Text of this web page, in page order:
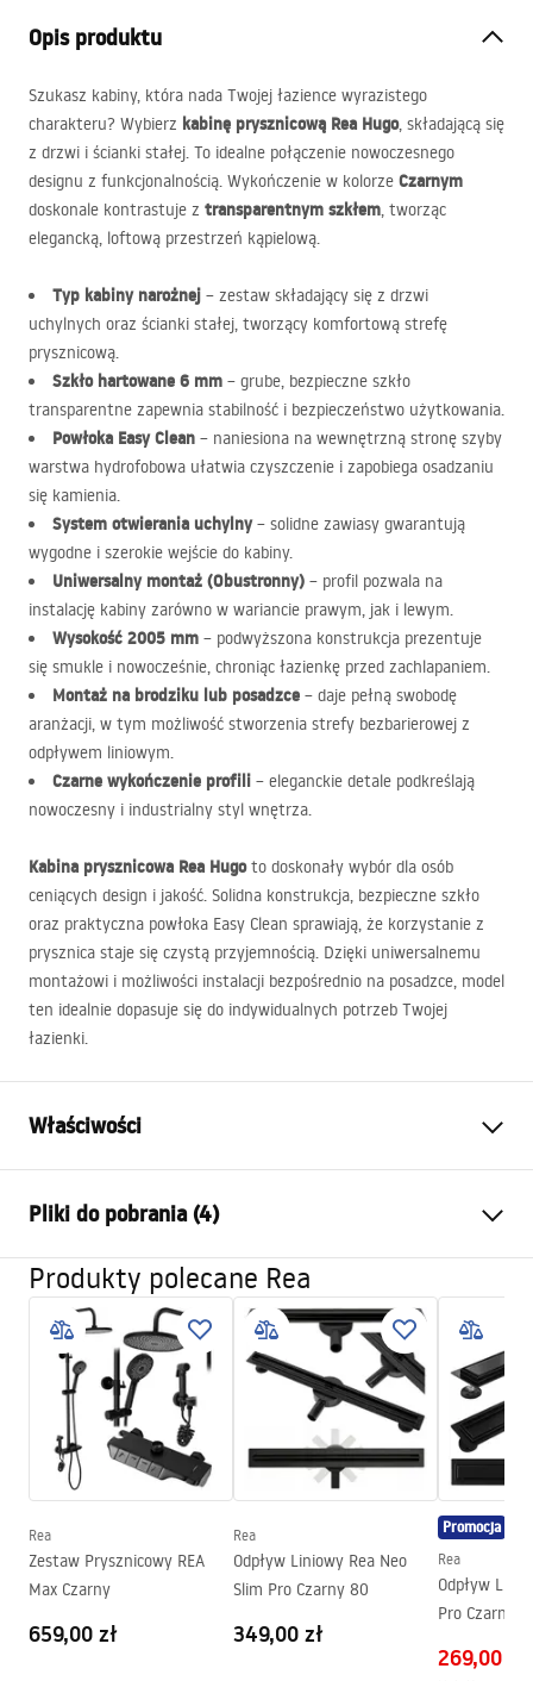
Opis produktu
Szukasz kabiny, która nada Twojej łazience wyrazistego
charakteru? Wybierz kabinę prysznicową Rea Hugo, składającą się
z drzwi i ścianki stałej. To idealne połączenie nowoczesnego
designu z funkcjonalnością. Wykończenie w kolorze Czarnym
doskonale kontrastuje z transparentnym szkłem, tworząc
elegancką, loftową przestrzeń kąpielową.
Typ kabiny narożnej – zestaw składający się z drzwi
uchylnych oraz ścianki stałej, tworzący komfortową strefę
prysznicową.
Szkło hartowane 6 mm – grube, bezpieczne szkło
transparentne zapewnia stabilność i bezpieczeństwo użytkowania.
Powłoka Easy Clean – naniesiona na wewnętrzną stronę szyby
warstwa hydrofobowa ułatwia czyszczenie i zapobiega osadzaniu
się kamienia.
System otwierania uchylny– solidne zawiasy gwarantują
wygodne i szerokie wejście do kabiny.
Uniwersalny montaż (Obustronny) – profil pozwala na
instalację kabiny zarówno w wariancie prawym, jak i lewym.
Wysokość 2005 mm – podwyższona konstrukcja prezentuje
się smukle i nowocześnie, chroniąc łazienkę przed zachlapaniem.
Montaż na brodziku lub posadzce – daje pełną swobodę
aranżacji, w tym możliwość stworzenia strefy bezbarierowej z
odpływem liniowym.
Czarne wykończenie profili – eleganckie detale podkreślają
nowoczesny i industrialny styl wnętrza.
Kabina prysznicowa Rea Hugoto doskonały wybór dla osób
ceniących design i jakość. Solidna konstrukcja, bezpieczne szkło
oraz praktyczna powłoka Easy Clean sprawiają, że korzystanie z
prysznica staje się czystą przyjemnością. Dzięki uniwersalnemu
montażowi i możliwości instalacji bezpośrednio na posadzce, model
ten idealnie dopasuje się do indywidualnych potrzeb Twojej
łazienki.
Właściwości
Kolor
Typ kabiny
Narożna
Szkło
Transparentne 6mm
Sposób otwierania
Uchylny
Montaż
Na brodziku lub posadzce
Wysokość (mm)
mm
Strona
Obustronna
Gwarancja
24 miesiące
Powłoka Easy Clean
Tak, po wewnętrznej stronie
szyby
Pliki do pobrania (4)
shower manual
shower manual.pdf
Karta produktu
KABINA PRYSZNICOWA HUGO BLACK (DRZWI +
SCIANKA).pdf
Warunki bezpieczeństwa
WARUNKI BEZPIECZENSTWA KABINY DRZWI
PARAWANY.pdf
Produkty polecane Rea
Rea
Zestaw Prysznicowy REA
Max Czarny
659,00 zł
Rea
Odpływ Liniowy Rea Neo
Slim Pro Czarny 80
349,00 zł
Promocja
Rea
Odpływ
Pro Czarny
269,00 zł